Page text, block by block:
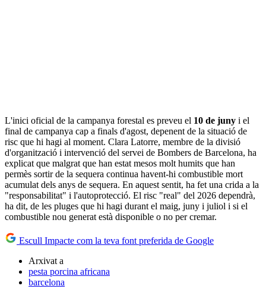
L'inici oficial de la campanya forestal es preveu el 10 de juny i el
final de campanya cap a finals d'agost, depenent de la situació de
risc que hi hagi al moment. Clara Latorre, membre de la divisió
d'organització i intervenció del servei de Bombers de Barcelona, ha
explicat que malgrat que han estat mesos molt humits que han
permès sortir de la sequera continua havent-hi combustible mort
acumulat dels anys de sequera. En aquest sentit, ha fet una crida a la
"responsabilitat" i l'autoprotecció. El risc "real" del 2026 dependrà,
ha dit, de les pluges que hi hagi durant el maig, juny i juliol i si el
combustible nou generat està disponible o no per cremar.
Escull Impacte com la teva font preferida de Google
Arxivat a
pesta porcina africana
barcelona